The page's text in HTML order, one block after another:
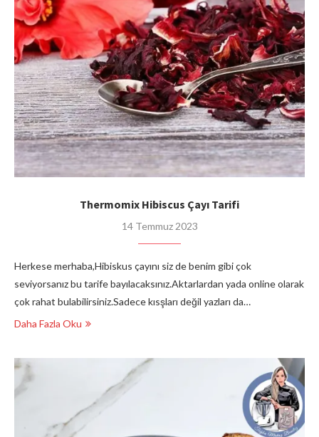
Thermomix Hibiscus Çayı Tarifi
14 Temmuz 2023
Herkese merhaba,Hibiskus çayını siz de benim gibi çok
seviyorsanız bu tarife bayılacaksınız.Aktarlardan yada online olarak
çok rahat bulabilirsiniz.Sadece kısşları değil yazları da…
Daha Fazla Oku